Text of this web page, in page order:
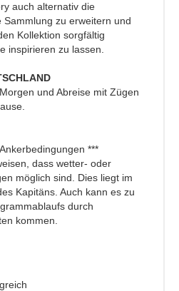
auch alternativ die
zu erweitern und
Kollektion sorgfältig
inspirieren zu lassen.
und Abreise mit Zügen
***
dass wetter- oder
möglich sind. Dies liegt im
Kapitäns. Auch kann es zu
durch
kommen.